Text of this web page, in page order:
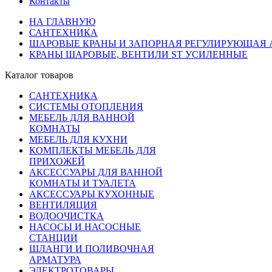
НА ГЛАВНУЮ
САНТЕХНИКА
ШАРОВЫЕ КРАНЫ И ЗАПОРНАЯ РЕГУЛИРУЮЩАЯ
КРАНЫ ШАРОВЫЕ, ВЕНТИЛИ ST УСИЛЕННЫЕ
Каталог товаров
САНТЕХНИКА
СИСТЕМЫ ОТОПЛЕНИЯ
МЕБЕЛЬ ДЛЯ ВАННОЙ
КОМНАТЫ
МЕБЕЛЬ ДЛЯ КУХНИ
КОМПЛЕКТЫ МЕБЕЛЬ ДЛЯ
ПРИХОЖЕЙ
АКСЕССУАРЫ ДЛЯ ВАННОЙ
КОМНАТЫ И ТУАЛЕТА
АКСЕССУАРЫ КУХОННЫЕ
ВЕНТИЛЯЦИЯ
ВОДООЧИСТКА
НАСОСЫ И НАСОСНЫЕ
СТАНЦИИ
ШЛАНГИ И ПОЛИВОЧНАЯ
АРМАТУРА